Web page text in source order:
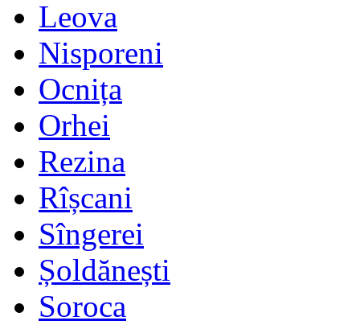
Leova
Nisporeni
Ocnița
Orhei
Rezina
Rîșcani
Sîngerei
Șoldănești
Soroca